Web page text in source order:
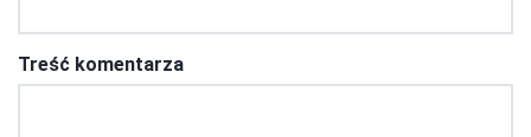
Treść komentarza